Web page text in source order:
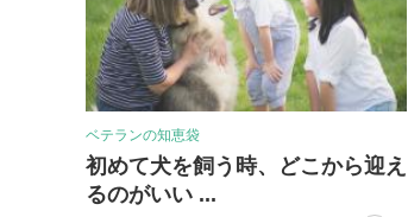
ベテランの知恵袋
初めて犬を飼う時、どこから迎え
るのがいい ...